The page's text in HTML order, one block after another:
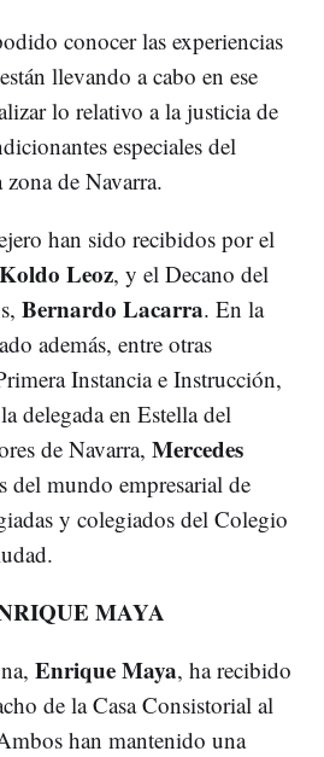
conocer las experiencias
llevando a cabo en ese
lo relativo a la justicia de
especiales del
zona de Navarra.
han sido recibidos por el
Koldo Leoz, y el Decano del
Bernardo Lacarra. En la
además, entre otras
Instancia e Instrucción,
delegada en Estella del
de Navarra, Mercedes
del mundo empresarial de
y colegiados del Colegio
MAYA
Enrique Maya, ha recibido
de la Casa Consistorial al
han mantenido una